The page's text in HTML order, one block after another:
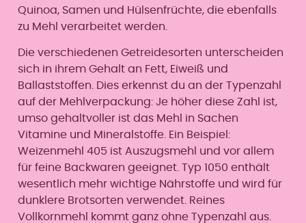
Quinoa, Samen und Hülsenfrüchte, die ebenfalls
zu Mehl verarbeitet werden.
Die verschiedenen Getreidesorten unterscheiden
sich in ihrem Gehalt an Fett, Eiweiß und
Ballaststoffen. Dies erkennst du an der Typenzahl
auf der Mehlverpackung: Je höher diese Zahl ist,
umso gehaltvoller ist das Mehl in Sachen
Vitamine und Mineralstoffe. Ein Beispiel:
Weizenmehl 405 ist Auszugsmehl und vor allem
für feine Backwaren geeignet. Typ 1050 enthält
wesentlich mehr wichtige Nährstoffe und wird für
dunklere Brotsorten verwendet. Reines
Vollkornmehl kommt ganz ohne Typenzahl aus.